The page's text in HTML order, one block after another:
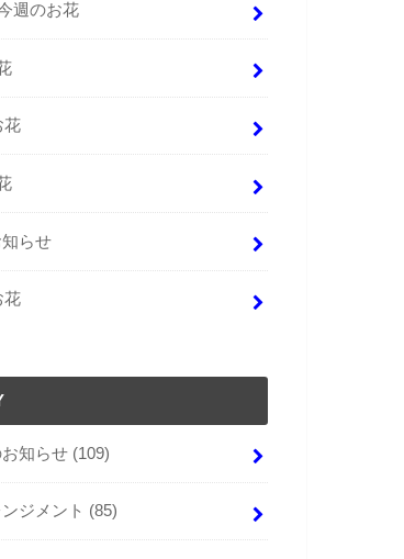
週のお花
花
らせ
花
知らせ (109)
ジメント (85)